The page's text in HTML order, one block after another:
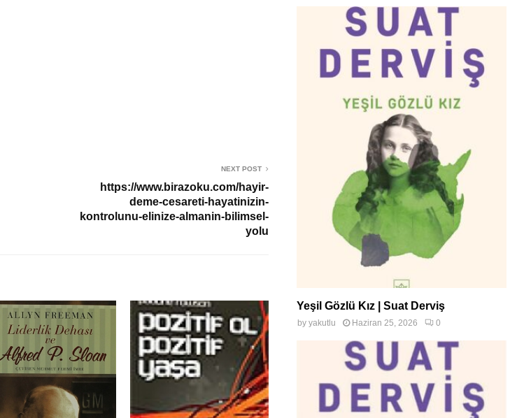
NEXT POST
https://www.birazoku.com/hayir-
deme-cesareti-hayatinizin-
kontrolunu-elinize-almanin-bilimsel-
yolu
Yeşil Gözlü Kız | Suat Derviş
by yakutlu Haziran 25, 2026 0